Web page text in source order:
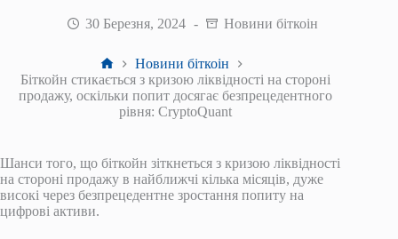
30 Березня, 2024 Новини біткоін
Головна
Новини біткоін
Біткойн стикається з кризою ліквідності на стороні
продажу, оскільки попит досягає безпрецедентного
рівня: CryptoQuant
Шанси того, що біткойн зіткнеться з кризою ліквідності
на стороні продажу в найближчі кілька місяців, дуже
високі через безпрецедентне зростання попиту на
цифрові активи.